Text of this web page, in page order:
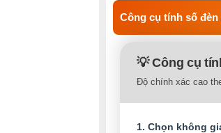
Công cụ tính số đèn
💡 Công cụ
Độ chính xác cao
1. Chọn không